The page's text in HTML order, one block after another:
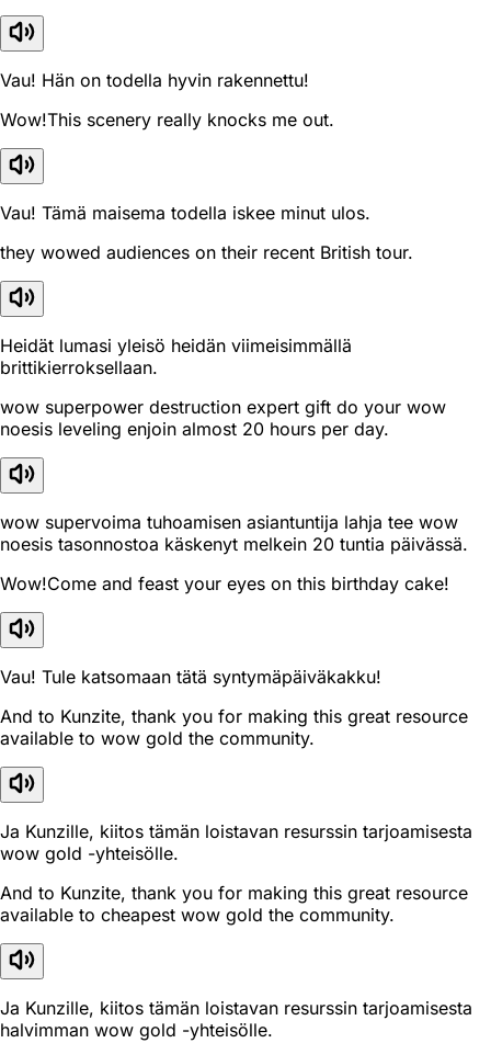
Vau! Hän on todella hyvin rakennettu!
Wow!This scenery really knocks me out.
Vau! Tämä maisema todella iskee minut ulos.
they wowed audiences on their recent British tour.
Heidät lumasi yleisö heidän viimeisimmällä
brittikierroksellaan.
wow superpower destruction expert gift do your wow
noesis leveling enjoin almost 20 hours per day.
wow supervoima tuhoamisen asiantuntija lahja tee wow
noesis tasonnostoa käskenyt melkein 20 tuntia päivässä.
Wow!Come and feast your eyes on this birthday cake!
Vau! Tule katsomaan tätä syntymäpäiväkakku!
And to Kunzite, thank you for making this great resource
available to wow gold the community.
Ja Kunzille, kiitos tämän loistavan resurssin tarjoamisesta
wow gold -yhteisölle.
And to Kunzite, thank you for making this great resource
available to cheapest wow gold the community.
Ja Kunzille, kiitos tämän loistavan resurssin tarjoamisesta
halvimman wow gold -yhteisölle.